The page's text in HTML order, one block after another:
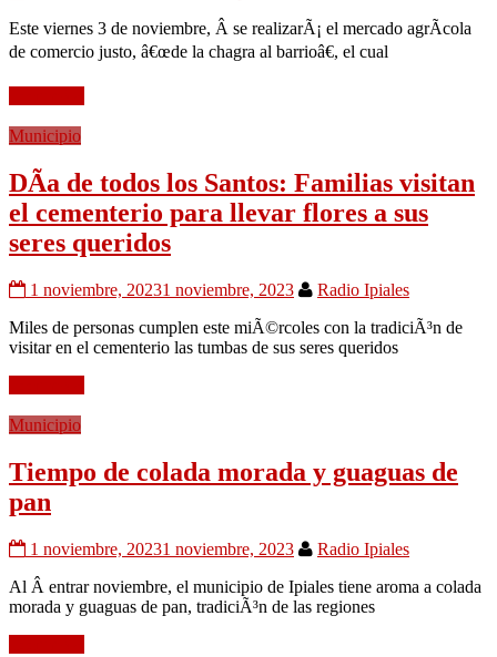
Este viernes 3 de noviembre, Â se realizarÃ¡ el mercado agrÃ­cola
de comercio justo, â€œde la chagra al barrioâ€, el cual
Municipio
DÃ­a de todos los Santos: Familias visitan
el cementerio para llevar flores a sus
seres queridos
1 noviembre, 20231 noviembre, 2023
Radio Ipiales
Miles de personas cumplen este miÃ©rcoles con la tradiciÃ³n de
visitar en el cementerio las tumbas de sus seres queridos
Municipio
Tiempo de colada morada y guaguas de
pan
1 noviembre, 20231 noviembre, 2023
Radio Ipiales
Al Â entrar noviembre, el municipio de Ipiales tiene aroma a colada
morada y guaguas de pan, tradiciÃ³n de las regiones